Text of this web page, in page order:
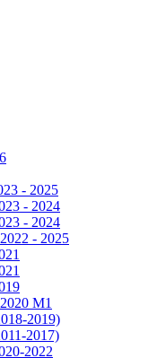
- 2025
- 2024
- 2024
- 2025
M1
2019)
2017)
2022